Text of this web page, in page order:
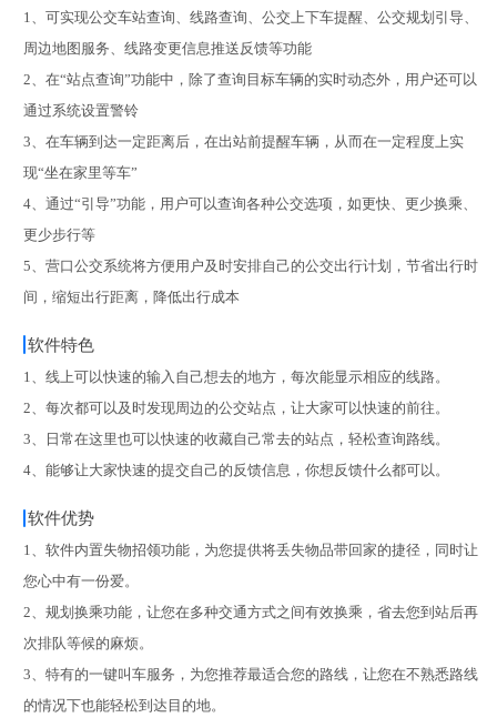
1、可实现公交车站查询、线路查询、公交上下车提醒、公交规划引导、
周边地图服务、线路变更信息推送反馈等功能
2、在“站点查询”功能中，除了查询目标车辆的实时动态外，用户还可以
通过系统设置警铃
3、在车辆到达一定距离后，在出站前提醒车辆，从而在一定程度上实
现“坐在家里等车”
4、通过“引导”功能，用户可以查询各种公交选项，如更快、更少换乘、
更少步行等
5、营口公交系统将方便用户及时安排自己的公交出行计划，节省出行时
间，缩短出行距离，降低出行成本
软件特色
1、线上可以快速的输入自己想去的地方，每次能显示相应的线路。
2、每次都可以及时发现周边的公交站点，让大家可以快速的前往。
3、日常在这里也可以快速的收藏自己常去的站点，轻松查询路线。
4、能够让大家快速的提交自己的反馈信息，你想反馈什么都可以。
软件优势
1、软件内置失物招领功能，为您提供将丢失物品带回家的捷径，同时让
您心中有一份爱。
2、规划换乘功能，让您在多种交通方式之间有效换乘，省去您到站后再
次排队等候的麻烦。
3、特有的一键叫车服务，为您推荐最适合您的路线，让您在不熟悉路线
的情况下也能轻松到达目的地。